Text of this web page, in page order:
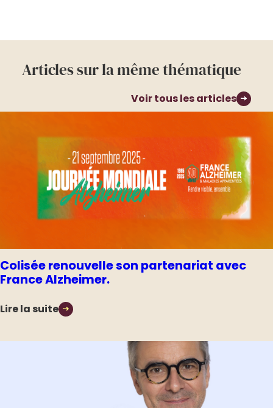
Articles sur la même thématique
Voir tous les articles
Colisée renouvelle son partenariat avec
France Alzheimer.
Lire la suite